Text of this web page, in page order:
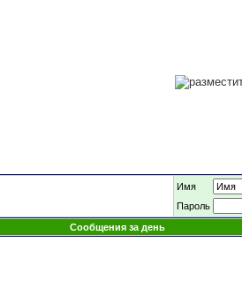
Имя
Пароль
Сообщения за день